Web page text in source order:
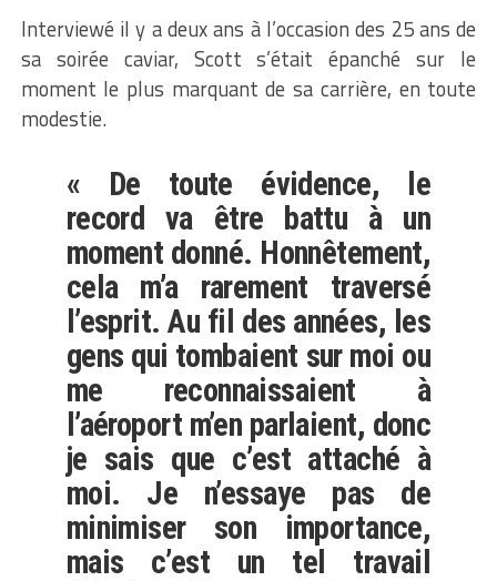
Interviewé il y a deux ans à l’occasion des 25 ans de
sa soirée caviar, Scott s’était épanché sur le
moment le plus marquant de sa carrière, en toute
modestie.
« De toute évidence, le
record va être battu à un
moment donné. Honnêtement,
cela m’a rarement traversé
l’esprit. Au fil des années, les
gens qui tombaient sur moi ou
me reconnaissaient à
l’aéroport m’en parlaient, donc
je sais que c’est attaché à
moi. Je n’essaye pas de
minimiser son importance,
mais c’est un tel travail